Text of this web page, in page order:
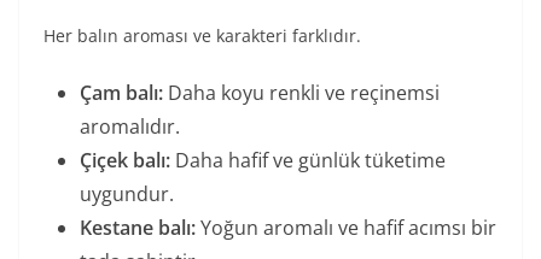
Her balın aroması ve karakteri farklıdır.
Çam balı: Daha koyu renkli ve reçinemsi
aromalıdır.
Çiçek balı: Daha hafif ve günlük tüketime
uygundur.
Kestane balı:Yoğun aromalı ve hafif acımsı bir